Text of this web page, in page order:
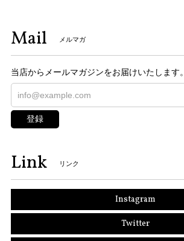
Mail メルマガ
当店からメールマガジンをお届けいたします。
登録
Link リンク
Instagram
Twitter